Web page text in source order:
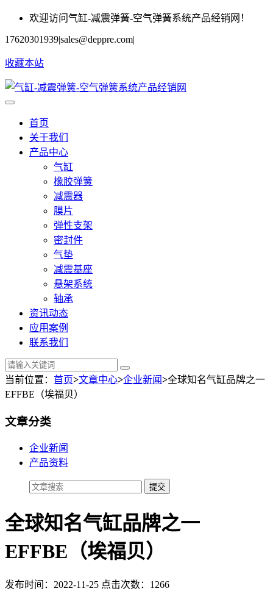
欢迎访问气缸-减震弹簧-空气弹簧系统产品经销网！
17620301939|sales@deppre.com|
收藏本站
首页
关于我们
产品中心
气缸
橡胶弹簧
减震器
膜片
弹性支架
密封件
气垫
减震基座
悬架系统
轴承
资讯动态
应用案例
联系我们
当前位置： 首页>文章中心>企业新闻>全球知名气缸品牌之一
EFFBE（埃福贝）
文章分类
企业新闻
产品资料
全球知名气缸品牌之一
EFFBE（埃福贝）
发布时间：2022-11-25 点击次数：1266